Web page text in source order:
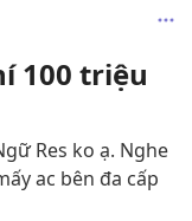
100 triệu
Res ko ạ. Nghe
ac bên đa cấp